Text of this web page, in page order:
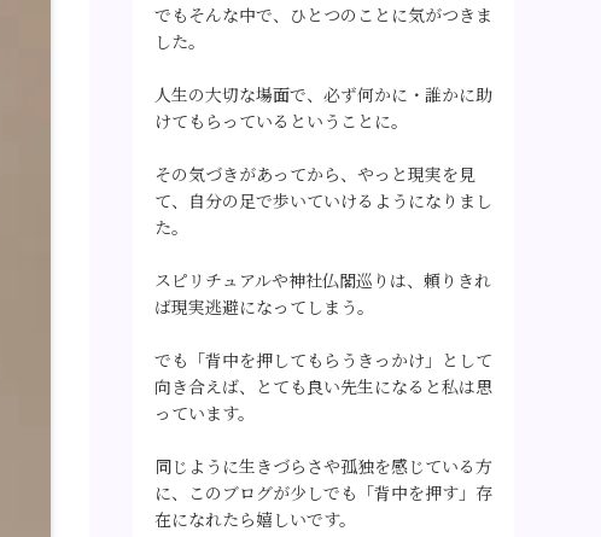
でもそんな中で、ひとつのことに気がつきま
した。
人生の大切な場面で、必ず何かに・誰かに助
けてもらっているということに。
その気づきがあってから、やっと現実を見
て、自分の足で歩いていけるようになりまし
た。
スピリチュアルや神社仏閣巡りは、頼りきれ
ば現実逃避になってしまう。
でも「背中を押してもらうきっかけ」として
向き合えば、とても良い先生になると私は思
っています。
同じように生きづらさや孤独を感じている方
に、このブログが少しでも「背中を押す」存
在になれたら嬉しいです。